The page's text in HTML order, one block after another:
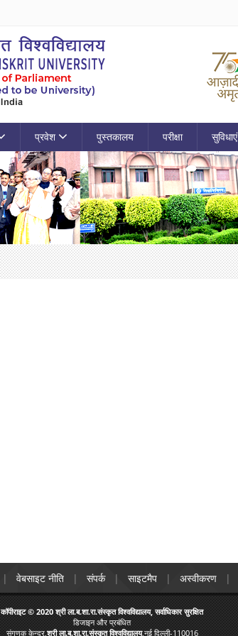
प्रवेश पुस्तकालय परीक्षा सुविधाएं
वेबसाइट नीति संपर्क साइटमैप अस्वीकरण
कॉपीराइट © 2020 श्री ला.ब.शा.रा.संस्कृत विश्वविद्यालय, सर्वाधिकार सुरक्षित
डिजाइन और प्रबंधित
संगणक केन्द्र,श्री ला.ब.शा.रा.संस्कृत विश्वविद्यालय,नई दिल्ली-110016